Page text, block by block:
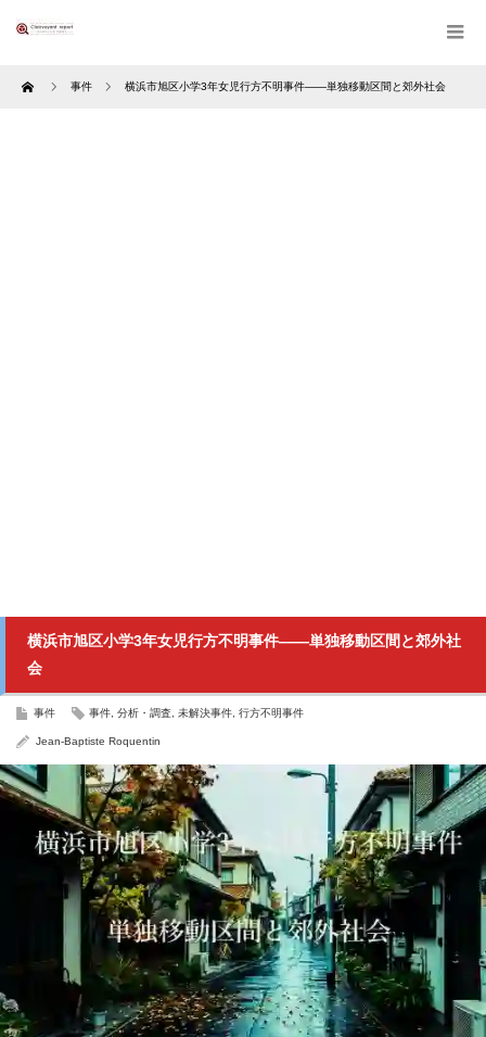
Home 事件 横浜市旭区小学3年女児行方不明事件――単独移動区間と郊外社会
横浜市旭区小学3年女児行方不明事件――単独移動区間と郊外社
会
事件 事件 分析・調査 未解決事件 行方不明事件
Jean-Baptiste Roquentin